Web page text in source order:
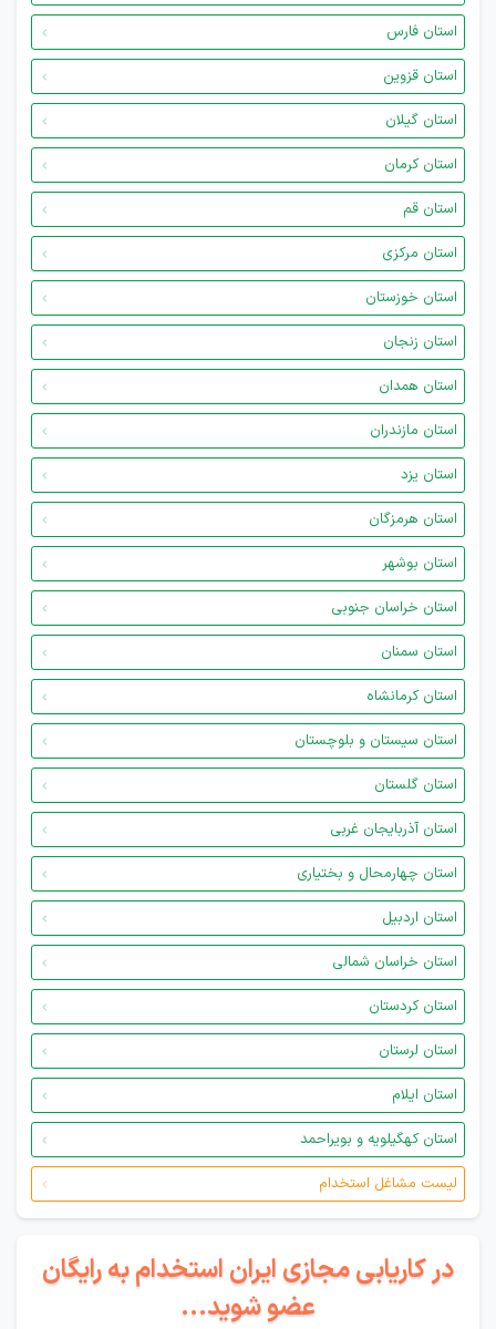
استان فارس
استان قزوین
استان گیلان
استان کرمان
استان قم
استان مرکزی
استان خوزستان
استان زنجان
استان همدان
استان مازندران
استان یزد
استان هرمزگان
استان بوشهر
استان خراسان جنوبی
استان سمنان
استان کرمانشاه
استان سیستان و بلوچستان
استان گلستان
استان آذربایجان غربی
استان چهارمحال و بختیاری
استان اردبیل
استان خراسان شمالی
استان کردستان
استان لرستان
استان ایلام
استان کهگیلویه و بویراحمد
لیست مشاغل استخدام
در کاریابی مجازی ایران استخدام به رایگان
عضو شوید...